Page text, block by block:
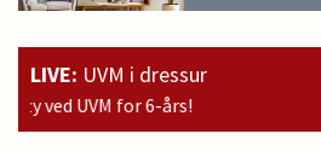
LIVE: UVM i dressur